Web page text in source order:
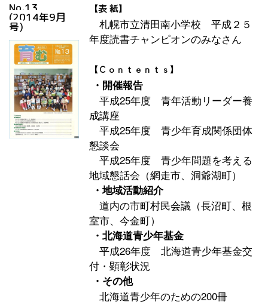
No.13
(2014年9月
号)
【表 紙】
札幌市立清田南小学校 平成２５
年度読書チャンピオンのみなさん
【Ｃｏｎｔｅｎｔｓ】
・開催報告
平成25年度 青年活動リーダー養
成講座
平成25年度 青少年育成関係団体
懇談会
平成25年度 青少年問題を考える
地域懇話会（網走市、洞爺湖町）
・地域活動紹介
道内の市町村民会議（長沼町、根
室市、今金町）
・北海道青少年基金
平成26年度 北海道青少年基金交
付・顕彰状況
・その他
北海道青少年のための200冊